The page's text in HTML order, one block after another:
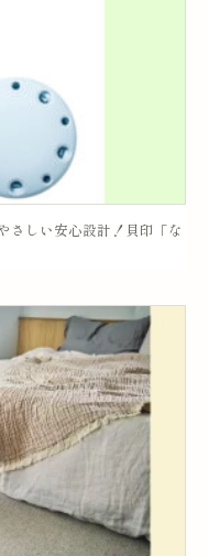
さしい安心設計！貝印「な